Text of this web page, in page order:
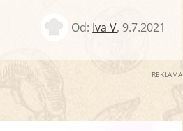
Od: Iva V,9.7.2021
REKLAMA